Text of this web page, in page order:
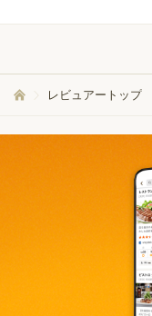
レビュアートップ